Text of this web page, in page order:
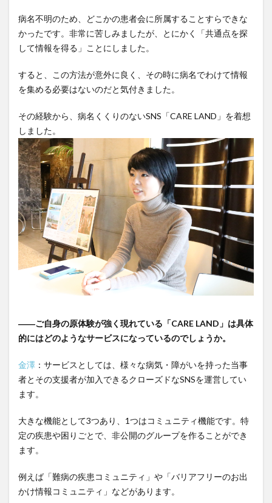
病名不明のため、どこかの患者会に所属することすらできな
かったです。非常に苦しみましたが、とにかく「共通点を探
して情報を得る」ことにしました。
すると、この方法が意外に良く、その時に病名でわけて情報
を集める必要はないのだと気付きました。
その経験から、病名くくりのないSNS「CARE LAND」を着想
しました。
――ご自身の原体験が強く現れている「CARE LAND」は具体
的にはどのようなサービスになっているのでしょうか。
金澤 ：サービスとしては、様々な病気・障がいを持った当事
者とその支援者が加入できるクローズドなSNSを運営してい
ます。
大きな機能として3つあり、1つはコミュニティ機能です。特
定の疾患や困りごとで、非公開のグループを作ることができ
ます。
例えば「難病の疾患コミュニティ」や「バリアフリーのお出
かけ情報コミュニティ」などがあります。